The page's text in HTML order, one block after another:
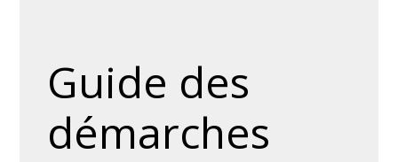
Guide des
démarches